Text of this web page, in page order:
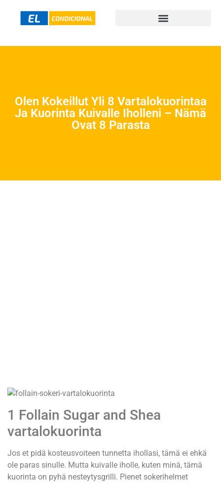
Olen Kokeillut Yli 8 Vartalokuorintaa
Ja Kuorinta Kuivalle Iholleni – Nämä
Ovat 8 Parasta
1 Follain Sugar and Shea
vartalokuorinta
Jos et pidä kosteusvoiteen tunnetta ihollasi, tämä ei ehkä
ole paras sinulle. Mutta kuivalle iholle, kuten minä, tämä
kuorinta on pyhä nesteytysgrilli. Pienet sokerihelmet